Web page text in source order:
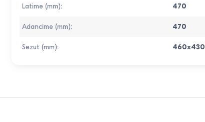
Latime (mm): 470
Adancime (mm): 470
Sezut (mm): 460x430